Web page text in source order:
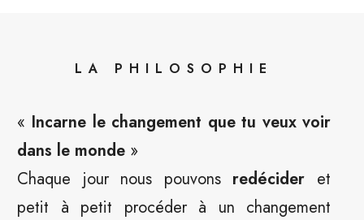
LA PHILOSOPHIE
« Incarne le changement que tu veux voir
dans le monde »
Chaque jour nous pouvons redécider et
petit à petit procéder à un changement